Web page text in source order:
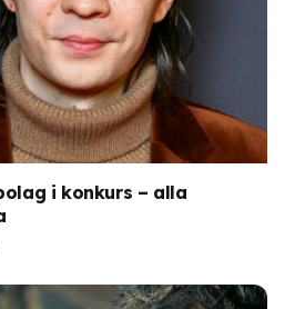
i konkurs – alla